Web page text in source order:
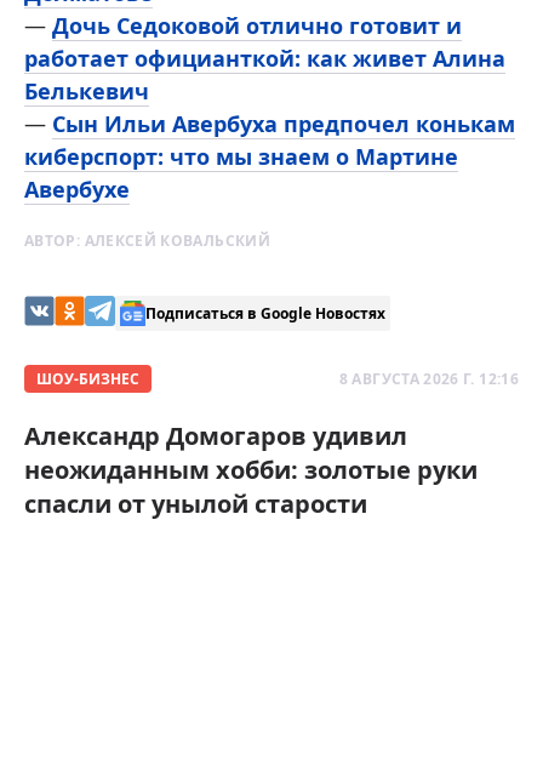
— Дочь Седоковой отлично готовит и
работает официанткой: как живет Алина
Белькевич
— Сын Ильи Авербуха предпочел конькам
киберспорт: что мы знаем о Мартине
Авербухе
АВТОР: АЛЕКСЕЙ КОВАЛЬСКИЙ
Подписаться в Google Новостях
ШОУ-БИЗНЕС 8 АВГУСТА 2026 Г. 12:16
Александр Домогаров удивил
неожиданным хобби: золотые руки
спасли от унылой старости